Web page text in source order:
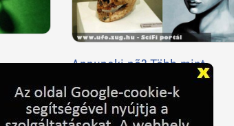
Annunaki nõ? Több mint